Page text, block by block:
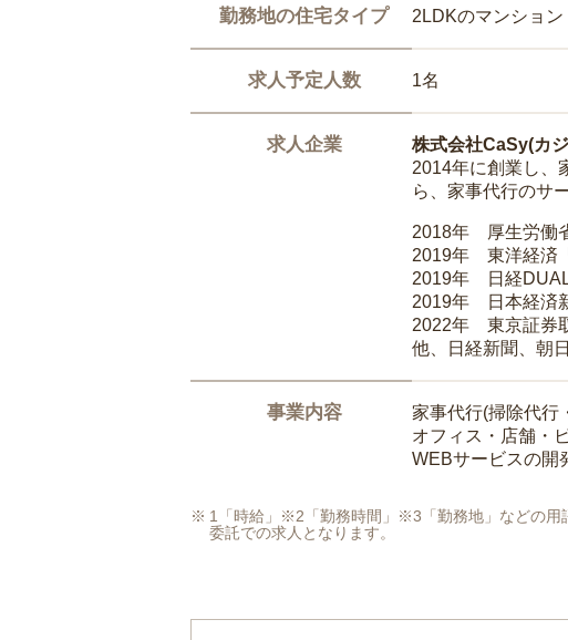
勤務地の住宅タイプ 2LDKのマンション
求人予定人数 1名
求人企業
株式会社CaSy(カ
2014年に創業し、
ら、家事代行のサ
2018年 厚生労働
2019年 東洋経済
2019年 日経
2019年 日本経済
2022年 東京証券
他、日経新聞、朝
事業内容
家事代行(掃除代行
オフィス・店舗・
WEBサービスの開
1「時給」※2「勤務時間」※3「勤務地」などの用
委託での求人となります。